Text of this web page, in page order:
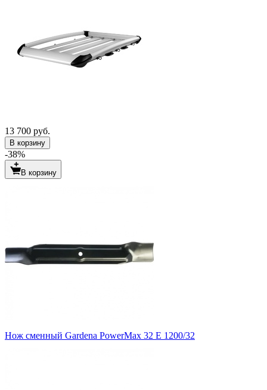
13 700 руб.
В корзину
-38%
В корзину
Нож сменный Gardena PowerMax 32 E 1200/32